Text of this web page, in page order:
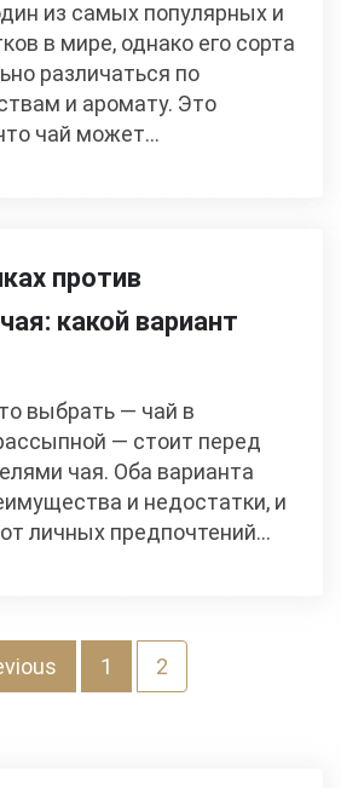
из самых популярных и
в мире, однако его сорта
различаться по
и аромату. Это
чай может…
против
какой вариант
выбрать — чай в
— стоит перед
чая. Оба варианта
и недостатки, и
личных предпочтений…
1 2